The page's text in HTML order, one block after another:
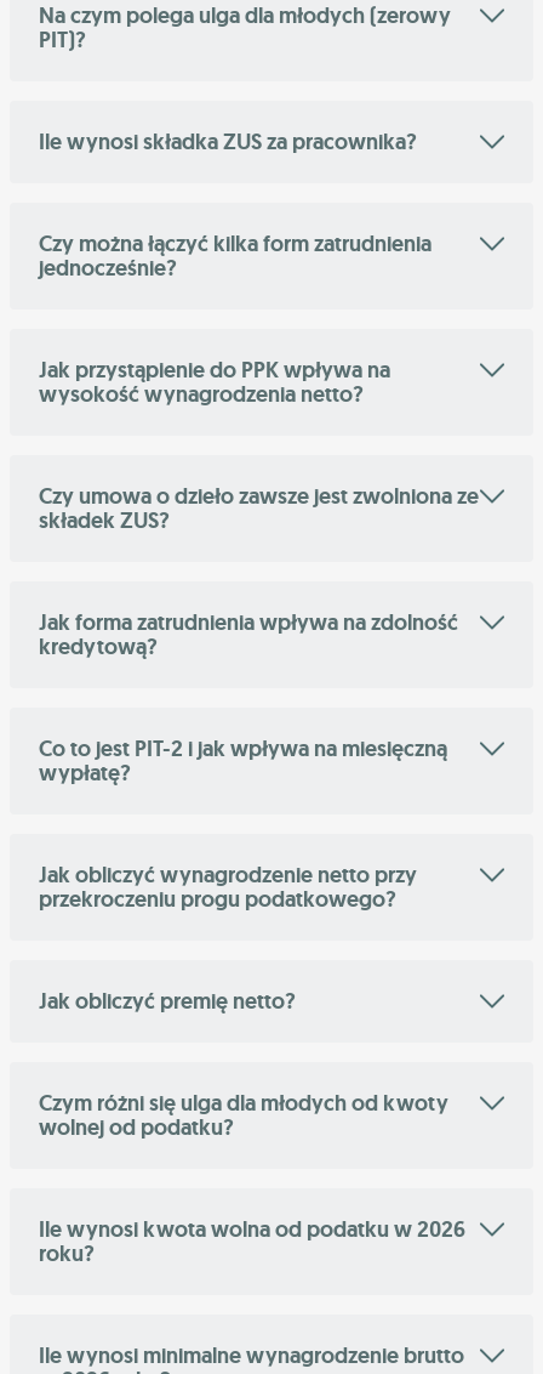
Na czym polega ulga dla młodych (zerowy
PIT)?
Ile wynosi składka ZUS za pracownika?
Czy można łączyć kilka form zatrudnienia
jednocześnie?
Jak przystąpienie do PPK wpływa na
wysokość wynagrodzenia netto?
Czy umowa o dzieło zawsze jest zwolniona ze
składek ZUS?
Jak forma zatrudnienia wpływa na zdolność
kredytową?
Co to jest PIT-2 i jak wpływa na miesięczną
wypłatę?
Jak obliczyć wynagrodzenie netto przy
przekroczeniu progu podatkowego?
Jak obliczyć premię netto?
Czym różni się ulga dla młodych od kwoty
wolnej od podatku?
Ile wynosi kwota wolna od podatku w 2026
roku?
Ile wynosi minimalne wynagrodzenie brutto